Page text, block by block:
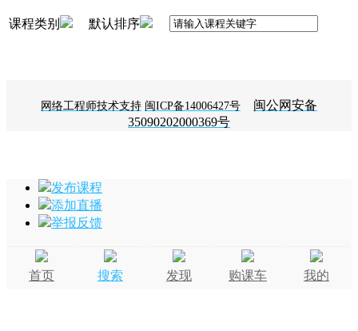
课程类别 默认排序
网络工程师技术支持 闽ICP备14006427号
闽公网安备
35090202000369号
发布课程
添加直播
举报反馈
首页 搜索 发现 购课车 我的